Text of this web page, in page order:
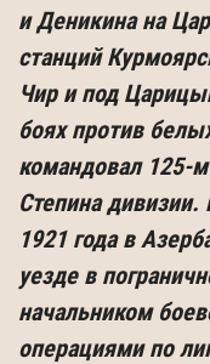
и Деникина на
станций
Чир и под
боях против
командовал 125-
Степина дивизии.
1921 года в
уезде в
начальником
операциями по